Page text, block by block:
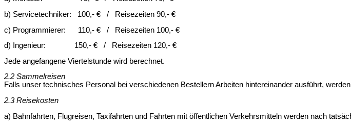
b) Servicetechniker: 100,- € / Reisezeiten 90,- €
c) Programmierer: 110,- € / Reisezeiten 100,- €
d) Ingenieur: 150,- € / Reisezeiten 120,- €
Jede angefangene Viertelstunde wird berechnet.
2.2 Sammelreisen
Falls unser technisches Personal bei verschiedenen Bestellern Arbeiten hintereinander ausführt,
2.3 Reisekosten
a) Bahnfahrten, Flugreisen, Taxifahrten und Fahrten mit öffentlichen Verkehrsmitteln werden nach